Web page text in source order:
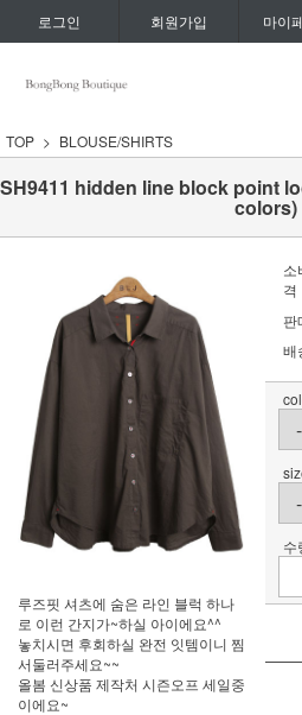
로그인 회원가입 마이
TOP BLOUSE/SHIRTS
SH9411 hidden line block point
colors)
루즈핏 셔츠에 숨은 라인 블럭 하나
로 이런 간지가~하실 아이에요^^
놓치시면 후회하실 완전 잇템이니 찜
서둘러주세요~~
올봄 신상품 제작처 시즌오프 세일중
이에요~
소
격
판
배
수